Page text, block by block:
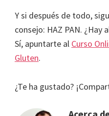
Y si después de todo,
consejo: HAZ PAN. ¿Hay
Sí, apuntarte al Curso
Gluten.
¿Te ha gustado?